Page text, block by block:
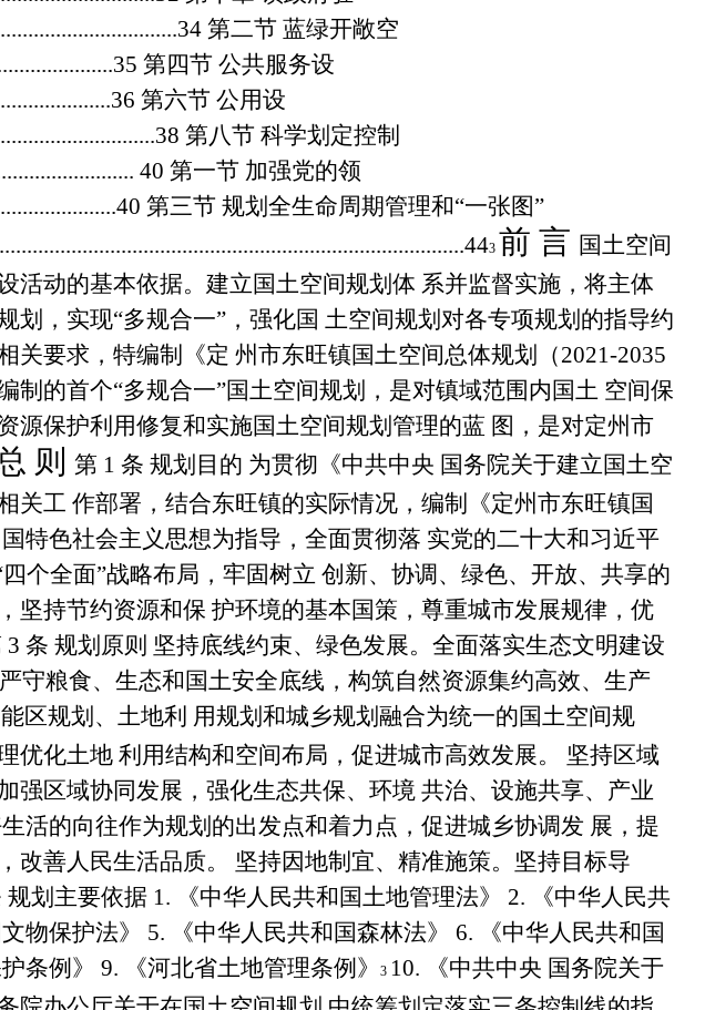
第二节 蓝绿开敞空
第四节 公共服务设
第六节 公用设
第八节 科学划定控制
40 第一节 加强党的领
第三节 规划全生命周期管理和“一张图”
....................................................................................443 前 言 国土空间
动的基本依据。建立国土空间规划体 系并监督实施，将主体
划，实现“多规合一” ，强化国 土空间规划对各专项规划的指导约
关要求，特编制《定 州市东旺镇国土空间总体规划（2021-2035
制的首个“多规合一”国土空间规划，是对镇域范围内国土 空间保
保护利用修复和实施国土空间规划管理的蓝 图，是对定州市
则 第 1 条 规划目的 为贯彻《中共中央 国务院关于建立国土空
工 作部署，结合东旺镇的实际情况，编制《定州市东旺镇国
特色社会主义思想为指导，全面贯彻落 实党的二十大和习近平
四个全面”战略布局，牢固树立 创新、协调、绿色、开放、共享的
持节约资源和保 护环境的基本国策，尊重城市发展规律，优
3 条 规划原则 坚持底线约束、绿色发展。全面落实生态文明建设
守粮食、生态和国土安全底线，构筑自然资源集约高效、生产
区规划、土地利 用规划和城乡规划融合为统一的国土空间规
化土地 利用结构和空间布局，促进城市高效发展。 坚持区域
区域协同发展，强化生态共保、环境 共治、设施共享、产业
活的向往作为规划的出发点和着力点，促进城乡协调发 展，提
改善人民生活品质。 坚持因地制宜、精准施策。坚持目标导
规划主要依据 1. 《中华人民共和国土地管理法》 2.
《中华人民共
物保护法》 5. 《中华人民共和国森林法》 6.
《中华人民共和国
条例》 9. 《河北省土地管理条例》 3 10.
《中共中央 国务院关于